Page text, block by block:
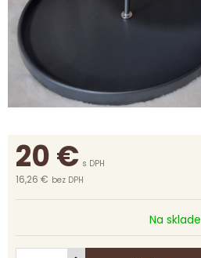
20€ s DPH
16,26 € bez DPH
Na sklade